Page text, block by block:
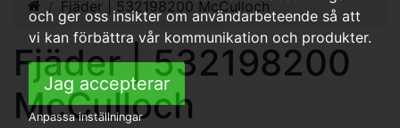
Fjäder | 532198200 McCulloch
Fjäder | 532198200
McCulloch
och ger oss insikter om användarbeteende så att
vi kan förbättra vår kommunikation och produkter.
Jag accepterar
Anpassa inställningar